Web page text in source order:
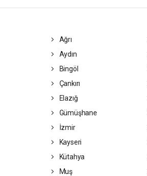
Ağrı
Aydın
Bingöl
Çankırı
Elazığ
Gümüşhane
İzmir
Kayseri
Kütahya
Muş